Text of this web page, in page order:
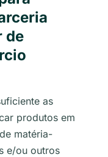
de
as
produtos em
matéria-
e/ou outros